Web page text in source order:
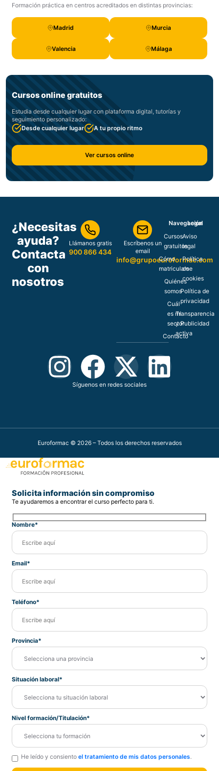
Formación práctica en centros acreditados en distintas provincias:
Madrid Murcia
Valencia Málaga
Cursos online gratuitos
Estudia desde cualquier lugar con plataforma digital, tutorías y
seguimiento personalizado:
Desde cualquier lugar
A tu propio ritmo
Ver cursos online
¿Necesitas
ayuda?
Contacta
con
nosotros
Llámanos gratis
900 866 434
Escríbenos un
email
info@grupoeuroformac.com
Navegación
Cursos
gratuitos
Cómo
matricularse
Quiénes
somos
Cuál
es mi
sector
Contacto
Legal
Aviso
legal
Política
de
cookies
Política de
privacidad
Transparencia
y Publicidad
activa
Síguenos en redes sociales
Euroformac © 2026 – Todos los derechos reservados
Solicita información sin compromiso
Te ayudaremos a encontrar el curso perfecto para ti.
Nombre*
Email*
Teléfono*
Provincia*
Situación laboral*
Nivel formación/Titulación*
He leído y consiento el tratamiento de mis datos personales.